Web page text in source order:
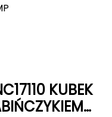
KUBEK